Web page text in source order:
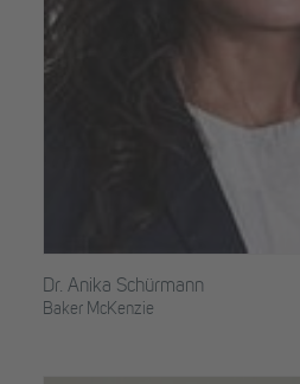
Dr. Anika Schürmann
Baker McKenzie